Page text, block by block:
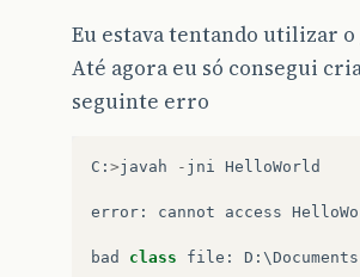
Eu estava tentando utilizar
Até agora eu só consegui
seguinte erro
C : >javah - jni HelloWorld
error : cannot access
bad class file : D : \Documents